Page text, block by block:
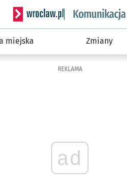
Serwis informacyjny
miejska Zmiany
REKLAMA
ad